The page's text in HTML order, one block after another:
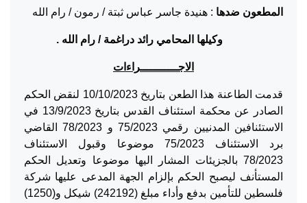
المطعون ضدها : هنيدة جاسر عباس ثبتة / رمون / رام الله
وكيلها المحامي رائد دراغمة / رام الله .
الاجـــــــــــراءات
قدمت الطاعنة هذا الطعن بتاريخ 10/10/2023 لنقض الحكم
الصادر عن محكمة استئناف القدس بتاريخ 13/9/2023 في
الاستئنافين المدنيين رقمي 75/2023 و 78/2023 القاضي
برد الاستئناف 75/2023 موضوعا وقبول الاستئناف
78/2023 بالجزيئات المشار اليها موضوعا وتعديل الحكم
المستأنف ليصبح الحكم بإلزام الجهة المدعى عليها شركة
فلسطين للتأمين بدفع وأداء مبلغ (242192) شيكل و(1250)